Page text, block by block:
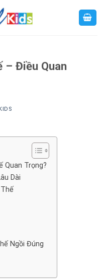
– Điều Quan
Quan Trọng?
Dài
Ngồi Đúng